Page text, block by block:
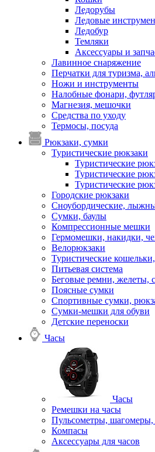
Ледорубы
Ледовые
Ледобур
Темляки
Аксессуары и
Лавинное снаряжение
Перчатки для туризма,
Ножи и инструменты
Налобные фонари,
Магнезия, мешочки
Средства по уходу
Термосы, посуда
Рюкзаки, сумки
Туристические рюкзаки
Туристические
Туристические
Туристические
Городские рюкзаки
Сноубордические,
Сумки, баулы
Компрессионные мешки
Гермомешки, накидки,
Велорюкзаки
Туристические
Питьевая система
Беговые ремни, желеты,
Поясные сумки
Спортивные сумки,
Сумки-мешки для обуви
Детские переноски
Часы
Часы
Ремешки на часы
Пульсометры, шагомеры,
Компасы
Аксессуары для часов